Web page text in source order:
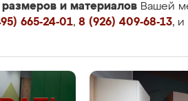
размеров и материалов Вашей
665-24-01, 8 (926) 409-68-13, и